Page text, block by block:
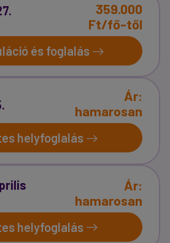
359.000
Ft/fő-től
és foglalás
Ár:
hamarosan
helyfoglalás
Ár:
hamarosan
helyfoglalás